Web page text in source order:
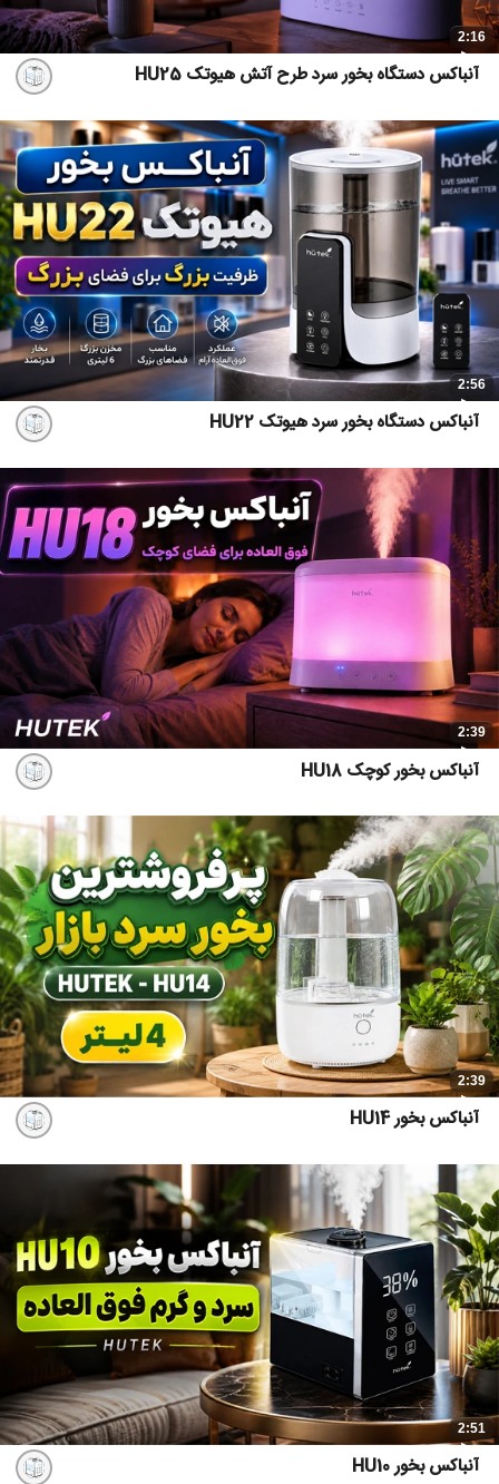
2:16
آنباکس دستگاه بخور سرد طرح آتش هیوتک HU25
2:56
آنباکس دستگاه بخور سرد هیوتک HU22
2:39
آنباکس بخور کوچک HU18
2:39
آنباکس بخور HU14
2:51
آنباکس بخور HU10